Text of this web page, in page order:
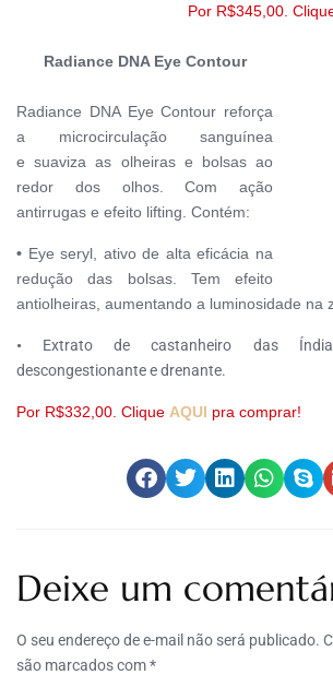
Por R$345,00.
Radiance DNA Eye Contour
Radiance DNA Eye Contour reforça
a microcirculação sanguínea
esuaviza as olheiras e bolsas ao
redor dos olhos.
Com ação
antirrugas e efeito lifting. Contém:
• Eye seryl, ativo de alta eficácia na
redução das bolsas. Tem efeito
antiolheiras, aumentando a luminosidade na
• Extrato de castanheiro das
descongestionante e drenante.
Por R$332,00. Clique AQUI pra comprar!
Deixe um
O seu endereço de e-mail não será publicado.
são marcados com*